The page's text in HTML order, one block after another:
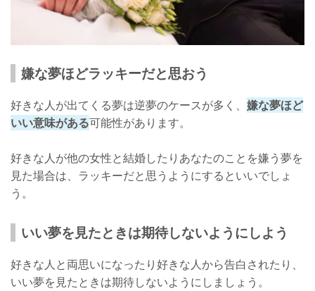
嫌な夢ほどラッキーだと思おう
好きな人が出てくる夢は逆夢のケースが多く、 嫌な夢ほど
いい意味がある可能性があります。
好きな人が他の女性と結婚したりあなたのことを嫌う夢を
見た場合は、ラッキーだと思うようにするといいでしょ
う。
いい夢を見たときは期待しないようにしよう
好きな人と両思いになったり好きな人から告白されたり、
いい夢を見たときは期待しないようにしましょう。